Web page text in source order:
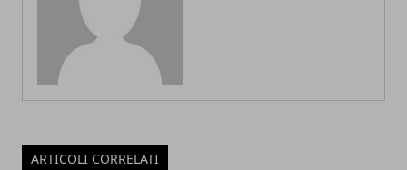
ARTICOLI CORRELATI